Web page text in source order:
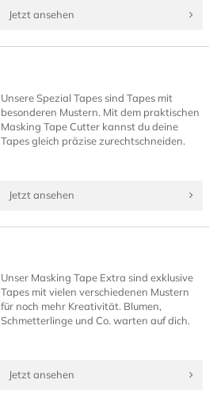
Jetzt ansehen
Unsere Spezial Tapes sind Tapes mit
besonderen Mustern. Mit dem praktischen
Masking Tape Cutter kannst du deine
Tapes gleich präzise zurechtschneiden.
Jetzt ansehen
Unser Masking Tape Extra sind exklusive
Tapes mit vielen verschiedenen Mustern
für noch mehr Kreativität. Blumen,
Schmetterlinge und Co. warten auf dich.
Jetzt ansehen